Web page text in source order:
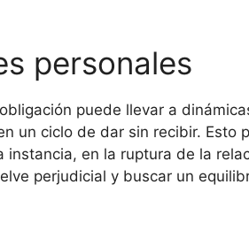
personales
puede llevar a
un ciclo de dar sin recibir. Esto
en la ruptura de la
perjudicial y buscar un